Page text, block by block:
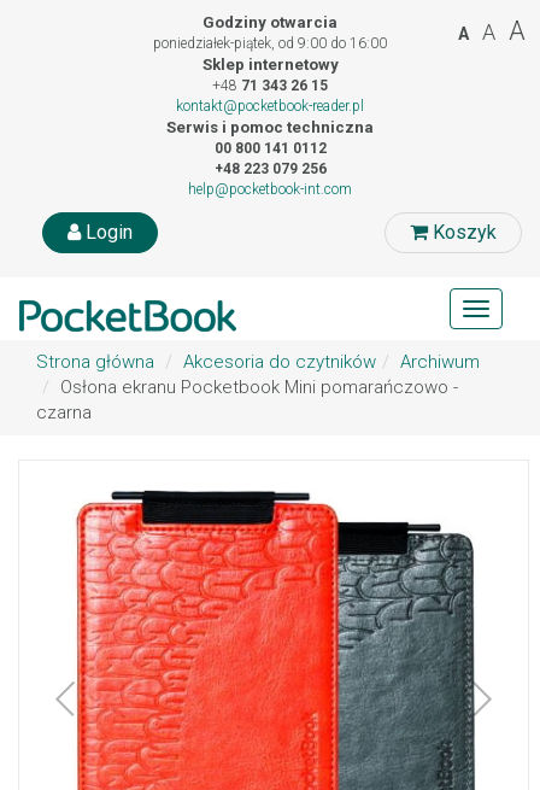
Godziny otwarcia
poniedziałek-piątek, od 9:00 do 16:00
Sklep internetowy
+48 71 343 26 15
kontakt@pocketbook-reader.pl
Serwis i pomoc techniczna
00 800 141 0112
+48 223 079 256
help@pocketbook-int.com
Koszyk
Login
A A A
Toggle
Strona główna
Akcesoria do czytników
Archiwum
Osłona ekranu Pocketbook Mini pomarańczowo -
czarna